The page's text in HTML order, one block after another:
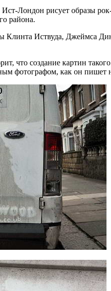
Лондон рисует образы
района.
Клинта Иствуда, Джеймса
что создание картин
фотографом, как он пишет